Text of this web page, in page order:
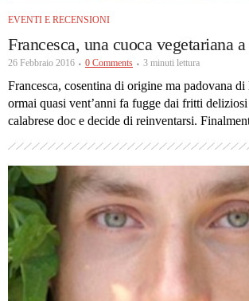
EVENTI E RECENSIONI
Francesca, una cuoca vegetariana
26 Febbraio 2016 0 Comments 3 minuti lettura
Francesca, cosentina di origine ma padovana di
ormai quasi vent’anni fa fugge dai fritti
calabrese doc e decide di reinventarsi.